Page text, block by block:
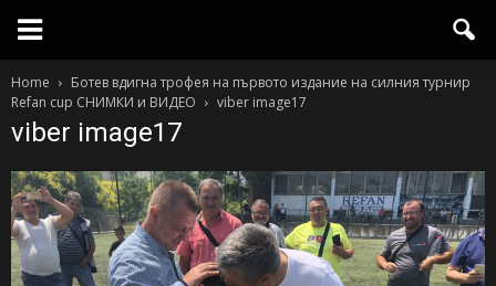
Home
Ботев вдигна трофея на първото издaние на силния турнир
Refan cup СНИМКИ и ВИДЕО
viber image17
viber image17